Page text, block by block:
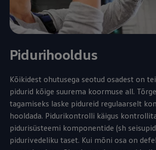
Pidurihooldus
Kõikidest ohutusega seotud osadest on
pidurid kõige suurema koormuse all.
tagamiseks laske pidureid regulaarselt
hooldada. Pidurikontrolli käigus
pidurisüsteemi komponentide (sh
pidurivedeliku taset. Kui mõni osa on